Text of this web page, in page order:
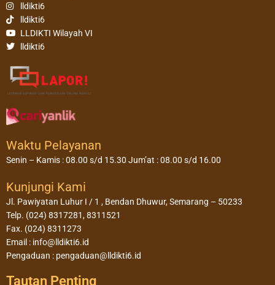
lldikti6
lldikti6
LLDIKTI Wilayah VI
lldikti6
Waktu Pelayanan
Senin – Kamis : 08.00 s/d 15.30 Jum’at : 08.00 s/d 16.00
Kunjungi Kami
Jl. Pawiyatan Luhur I / 1 , Bendan Dhuwur, Semarang – 50233
Telp. (024) 8317281, 8311521
Fax. (024) 8311273
Email : info@lldikti6.id
Pengaduan : pengaduan@lldikti6.id
Tautan Penting